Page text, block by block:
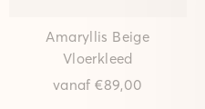
Amaryllis Beige
Vloerkleed
vanaf€89,00